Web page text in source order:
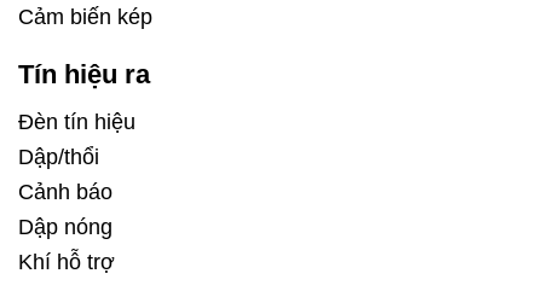
Cảm biến kép
Tín hiệu ra
Đèn tín hiệu
Dập/thổi
Cảnh báo
Dập nóng
Khí hỗ trợ